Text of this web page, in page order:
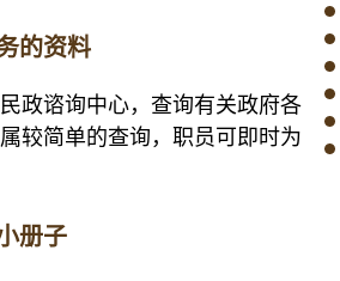
的资料
政谘询中心，查询有关政府各
较简单的查询，职员可即时为
册子